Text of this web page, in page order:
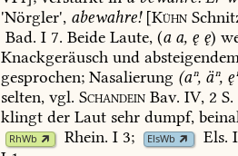
'Nörgler', abewahre![Kühn
Bad. I 7. Beide Laute, (aa, ę ę)
Knackgeräusch und
gesprochen; Nasalierung (aⁿ, äⁿ,
selten, vgl. Schandein Bav. IV, 2 S.
klingt der Laut sehr dumpf,
RhWb Rhein. I 3; ElsWb Els. I